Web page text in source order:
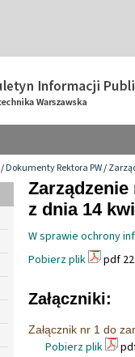
/Dokumenty Rektora PW/
z dnia 14
W sprawie ochrony
Pobierz plik
pdf
Załączniki:
Załącznik nr 1 do
Pobierz plik